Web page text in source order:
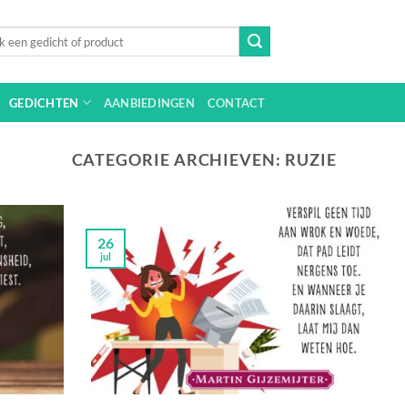
GEDICHTEN AANBIEDINGEN CONTACT
CATEGORIE ARCHIEVEN: RUZIE
26
jul